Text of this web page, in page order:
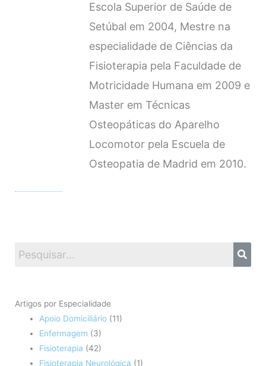
Escola Superior de Saúde de
Setúbal em 2004, Mestre na
especialidade de Ciências da
Fisioterapia pela Faculdade de
Motricidade Humana em 2009 e
Master em Técnicas
Osteopáticas do Aparelho
Locomotor pela Escuela de
Osteopatia de Madrid em 2010.
Artigos por Especialidade
Apoio Domiciliário (11)
Enfermagem (3)
Fisioterapia (42)
Fisioterapia Neurológica (1)